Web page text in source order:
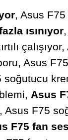
, Asus
ısınıyor
Asus
soğutucu
Asus
Asus F75
F75 fan